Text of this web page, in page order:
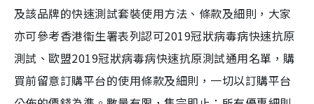
及該品牌的快速測試套裝使用方法、條款及細則，大家
亦可參考香港衞生署表列認可2019冠狀病毒病快速抗原
測試、歐盟2019冠狀病毒病快速抗原測試通用名單，購
買前留意訂購平台的使用條款及細則，一切以訂購平台